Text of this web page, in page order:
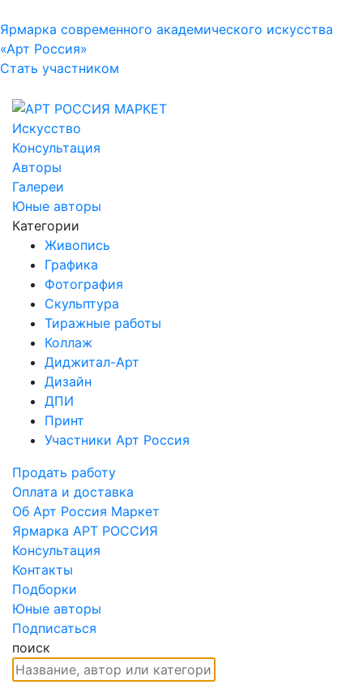
Ярмарка современного академического искусства
«Арт Россия»
Стать участником
Искусство
Консультация
Авторы
Галереи
Юные авторы
Категории
Живопись
Графика
Фотография
Скульптура
Тиражные работы
Коллаж
Диджитал-Арт
Дизайн
ДПИ
Принт
Участники Арт Россия
Продать работу
Оплата и доставка
Об Арт Россия Маркет
Ярмарка АРТ РОССИЯ
Консультация
Контакты
Подборки
Юные авторы
Подписаться
поиск